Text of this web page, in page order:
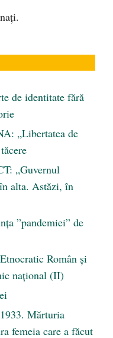
de identitate fără
„Libertatea de
„Guvernul
alta. Astăzi, în
”pandemiei” de
Român şi
naţional (II)
Mărturia
femeia care a făcut